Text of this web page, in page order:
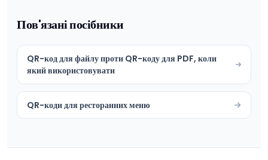
Пов'язані посібники
QR-код для файлу проти QR-коду для PDF, коли
який використовувати
QR-коди для ресторанних меню